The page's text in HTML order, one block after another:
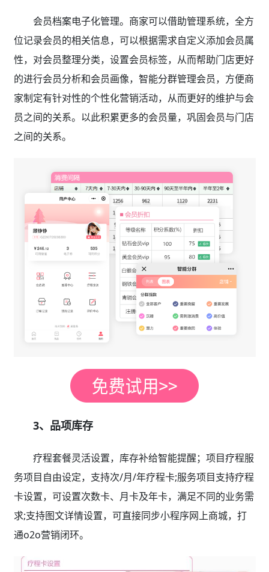
会员档案电子化管理。商家可以借助管理系统，全方
位记录会员的相关信息，可以根据需求自定义添加会员属
性，对会员整理分类，设置会员标签，从而帮助门店更好
的进行会员分析和会员画像，智能分群管理会员，方便商
家制定有针对性的个性化营销活动，从而更好的维护与会
员之间的关系。以此积累更多的会员量，巩固会员与门店
之间的关系。
3、品项库存
疗程套餐灵活设置，库存补给智能提醒；项目疗程服
务项目自由设定，支持次/月/年疗程卡;服务项目支持疗程
卡设置，可设置次数卡、月卡及年卡，满足不同的业务需
求;支持图文详情设置，可直接同步小程序网上商城，打
通o2o营销闭环。